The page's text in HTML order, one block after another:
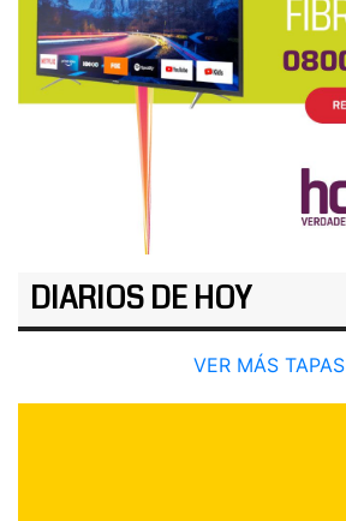
DIARIOS DE HOY
VER MÁS TAPAS